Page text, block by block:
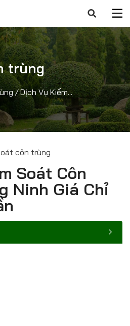
trùng
/Dịch Vụ Kiểm...
côn trùng
Soát Côn
Ninh Giá Chỉ